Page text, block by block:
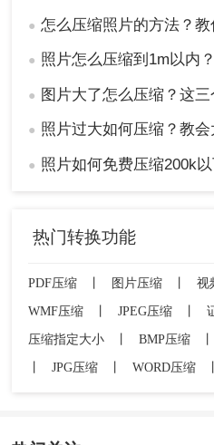
● 怎么压缩照片的方法？教
● 照片怎么压缩到1m以内
● 图片大了怎么压缩？这
● 照片过大如何压缩？教会
● 照片如何免费压缩200k以下
热门转换功能
PDF压缩 图片压缩 视
WMF压缩
JPEG压缩
压缩指定大小
BMP压缩
JPG压缩 WORD压缩